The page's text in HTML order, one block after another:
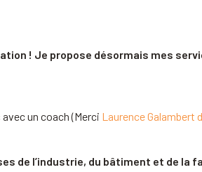
! Je propose désormais mes
un coach (Merci Laurence Galambert
de l’industrie, du bâtiment et de la